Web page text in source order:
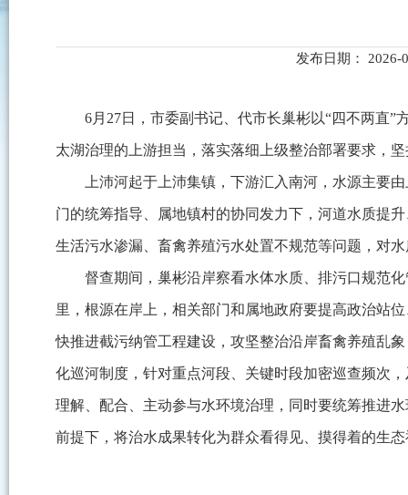
发布日期： 2026-
6月27日，市委副书记、代市长巢彬以“四不两直
太湖治理的上游担当，落实落细上级整治部署要求，
上沛河起于上沛集镇，下游汇入南河，水源主要
门的统筹指导、属地镇村的协同发力下，河道水质提
生活污水渗漏、畜禽养殖污水处置不规范等问题，对
督查期间，巢彬沿岸察看水体水质、排污口规范
里，根源在岸上，相关部门和属地政府要提高政治站
快推进截污纳管工程建设，攻坚整治沿岸畜禽养殖乱
化巡河制度，针对重点河段、关键时段加密巡查频次
理解、配合、主动参与水环境治理，同时要统筹推进
前提下，将治水成果转化为群众看得见、摸得着的生